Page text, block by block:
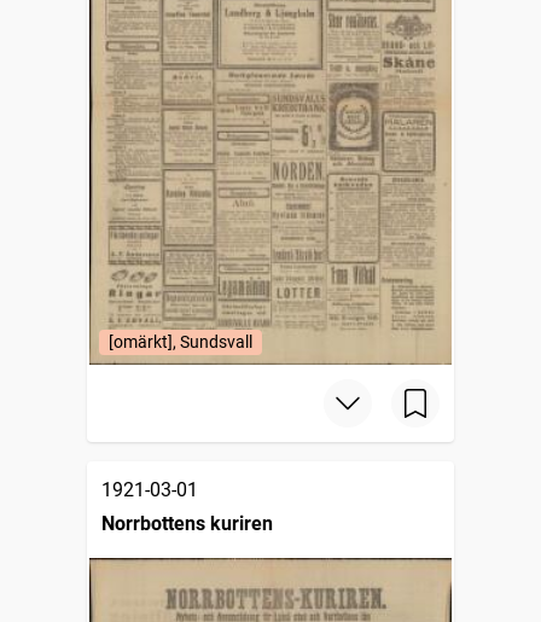
[omärkt], Sundsvall
1921-03-01
Norrbottens kuriren